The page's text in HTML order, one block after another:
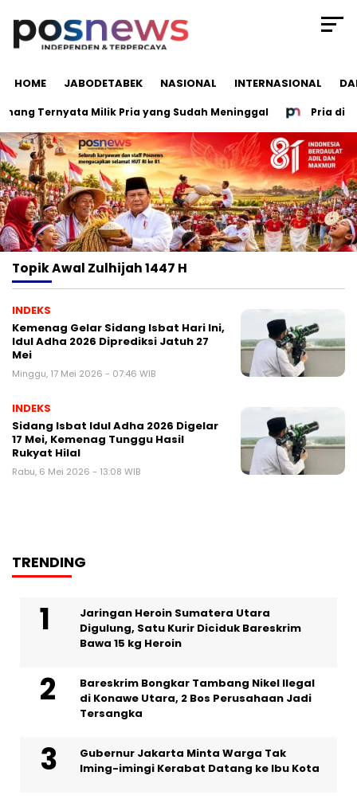
HOME JABODETABEK NASIONAL INTERNASIONAL
Ternyata Milik Pria yang Sudah Meninggal Pria di
TopikAwal Zulhijah 1447 H
INDEKS
Kemenag Gelar Sidang Isbat Hari Ini,
Idul Adha 2026 Diprediksi Jatuh 27
Mei
Minggu, 17 Mei 2026 - 07:46 WIB
INDEKS
Sidang Isbat Idul Adha 2026 Digelar
17 Mei, Kemenag Tunggu Hasil
Rukyat Hilal
Rabu, 6 Mei 2026 - 13:08 WIB
TRENDING
Jaringan Heroin Sumatera Utara
Digulung, Satu Kurir Diciduk Bareskrim
Bawa 15 kg Heroin
Bareskrim Bongkar Tambang Nikel Ilegal
di Konawe Utara, 2 Bos Perusahaan Jadi
Tersangka
Gubernur Jakarta Minta Warga Tak
Iming-imingi Kerabat Datang ke Ibu Kota